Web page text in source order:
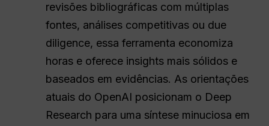
revisões bibliográficas com múltiplas
fontes, análises competitivas ou due
diligence, essa ferramenta economiza
horas e oferece insights mais sólidos e
baseados em evidências. As orientações
atuais do OpenAI posicionam o Deep
Research para uma síntese minuciosa em